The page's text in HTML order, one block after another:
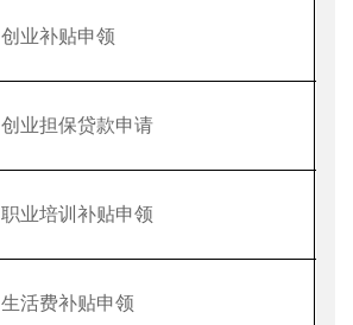
创业补贴申领
创业担保贷款申请
职业培训补贴申领
生活费补贴申领